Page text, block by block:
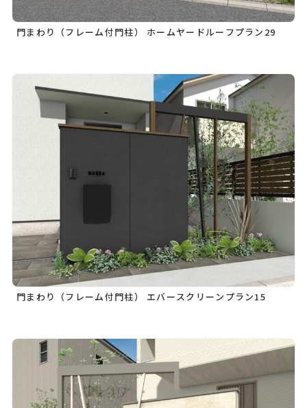
門まわり（フレーム付門柱） ホームヤードルーフプラン29
門まわり（フレーム付門柱） エバースクリーンプラン15